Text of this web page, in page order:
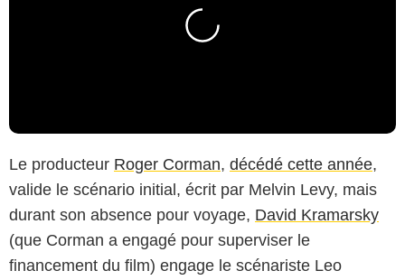
Le producteur Roger Corman, décédé cette année,
valide le scénario initial, écrit par Melvin Levy, mais
durant son absence pour voyage, David Kramarsky
(que Corman a engagé pour superviser le
financement du film) engage le scénariste Leo